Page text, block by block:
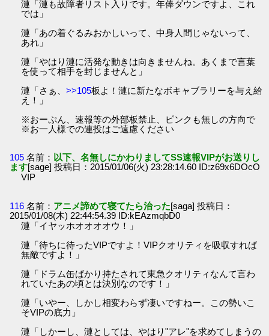
漣「漣も故障者リスト入りです。年俸ダウンですよ、これ
では」
漣「あの着ぐるみおかしいって、中身人間じゃないって、
あれ」
漣「やはり漣に活発な動きは向きませんね。あくまで言葉
を使って相手を封じませんと」
漣「さぁ、>>105板よ！漣に新たなボキャブラリーを与え給
え！」
※おーぷん、速報等の外部板禁止、ピンクも無しの方向で
※お一人様での連投はご遠慮ください
105 名前： 以下、名無しにかわりましてSS速報VIPがお送りし
ます[sage] 投稿日：2015/01/06(火) 23:28:14.60 ID:z69x6DOcO
VIP
116 名前： アニメ諦めて寝てたら治った[saga] 投稿日：
2015/01/08(木) 22:44:54.39 ID:kEAzmqbD0
漣「イヤッホオオオオウ！」
漣「待ちに待ったVIPですよ！VIPクオリティを吸収すれば
無敵ですよ！」
漣「ドラム缶ばかり持たされて東急クオリティなんて言わ
れていたあの頃とは決別なのです！」
漣「いやー、しかし相変わらず凄いですねー。この勢いこ
そVIPの底力」
漣「しかーし、漣としては、やはり"アレ"を求めてしまうの